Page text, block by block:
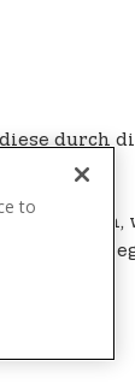
durch
stellen,
zur
to